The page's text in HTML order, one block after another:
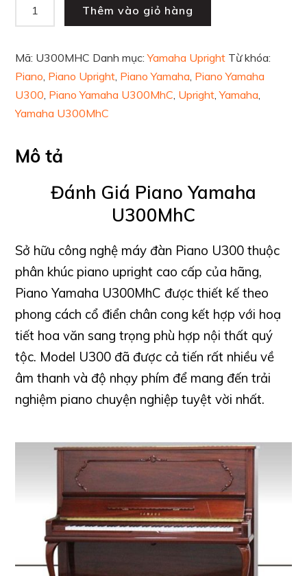
Thêm vào giỏ hàng
Mã: U300MHC Danh mục:Yamaha Upright Từ khóa:
Piano, Piano Upright, Piano Yamaha, Piano Yamaha
U300, Piano Yamaha U300MhC, Upright,Yamaha,
Yamaha U300MhC
Mô tả
Đánh Giá Piano Yamaha
U300MhC
Sở hữu công nghệ máy đàn Piano U300 thuộc
phân khúc piano upright cao cấp của hãng,
Piano Yamaha U300MhC được thiết kế theo
phong cách cổ điển chân cong kết hợp với hoạ
tiết hoa văn sang trọng phù hợp nội thất quý
tộc. Model U300 đã được cả tiến rất nhiều về
âm thanh và độ nhạy phím để mang đến trải
nghiệm piano chuyện nghiệp tuyệt vời nhất.